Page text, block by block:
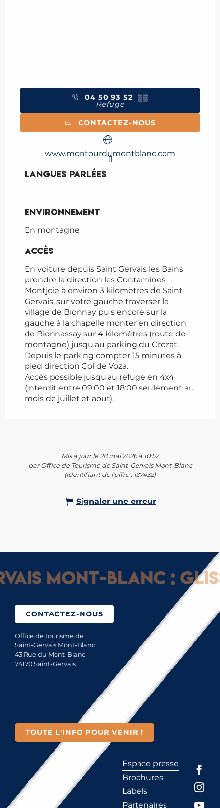
04 50 93 52 ▒▒
Refuge
CONTACTEZ-NOUS
www.montourdumontblanc.com
Langues parlées
Langues parlées
Environnement
Environnement
En montagne
Accès
Accès
En voiture depuis Saint Gervais les Bains
prendre la direction les Contamines
Montjoie à environ 3 kilomètres de Saint
Gervais, sur votre gauche traverser le
village de Bionnay puis encore sur la
gauche à la chapelle monter en direction
de Bionnassay sur 4 kilomètres (route de
montagne) jusqu'au parking du Crozat.
Depuis le parking compter 15 minutes à
pied direction Col de Voza.
Accès possible jusqu'au refuge en 4x4
(interdit entre 09:00 et 18:00 seulement au
mois de juillet et aout).
Mis à jour le 28 mai 2026 à 10:52
par Office de Tourisme de Saint-Gervais Mont-Blanc
(Identifiant de l'offre : 127432)
Signaler une erreur
Mont-Blanc :
CONTACTEZ-NOUS
Office de tourisme de
Saint-Gervais Mont-Blanc
43 Rue du Mont-Blanc
74170 Saint-Gervais
TOUTE L'INFO POUR VENIR !
Espace presse
Brochures
Labels
Partenaires